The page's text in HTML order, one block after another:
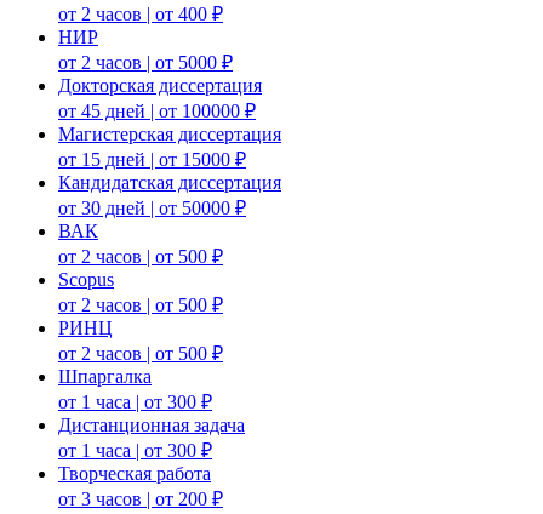
от 2 часов | от 400 ₽
НИР
от 2 часов | от 5000 ₽
Докторская диссертация
от 45 дней | от 100000 ₽
Магистерская диссертация
от 15 дней | от 15000 ₽
Кандидатская диссертация
от 30 дней | от 50000 ₽
ВАК
от 2 часов | от 500 ₽
Scopus
от 2 часов | от 500 ₽
РИНЦ
от 2 часов | от 500 ₽
Шпаргалка
от 1 часа | от 300 ₽
Дистанционная задача
от 1 часа | от 300 ₽
Творческая работа
от 3 часов | от 200 ₽